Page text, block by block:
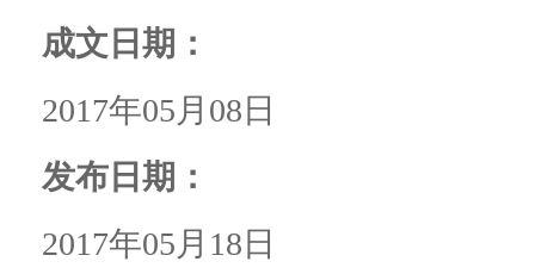
成文日期：
2017年05月08日
发布日期：
2017年05月18日